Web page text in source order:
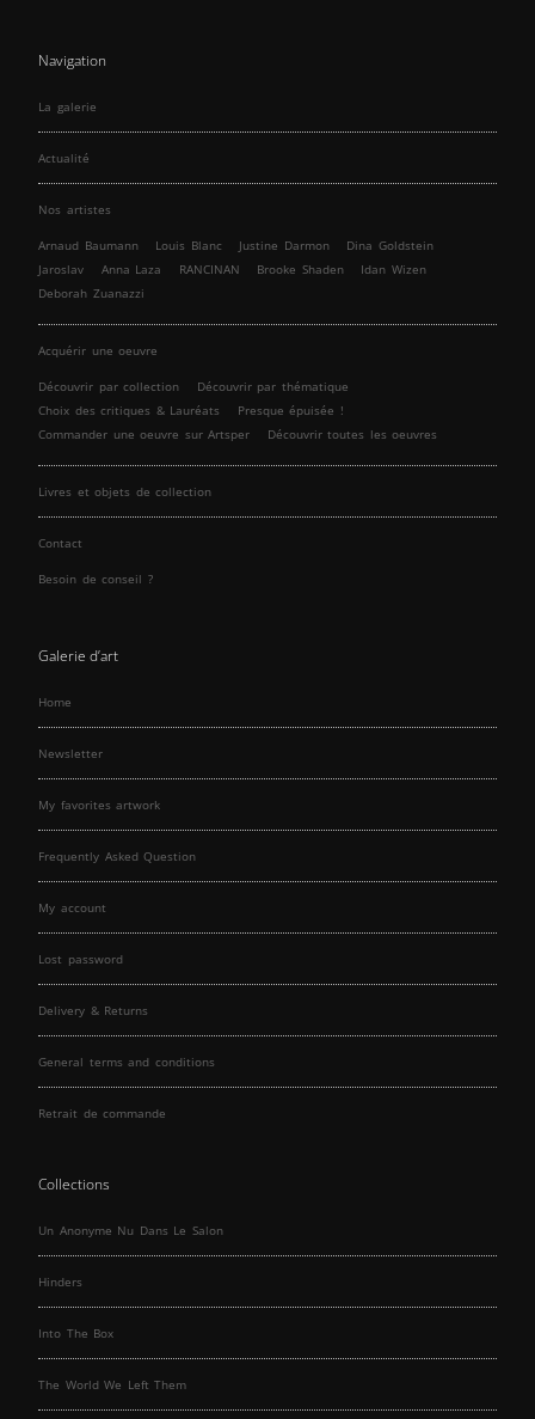
Navigation
La galerie
Actualité
Nos artistes
Arnaud Baumann Louis Blanc Justine Darmon
Dina Goldstein
Jaroslav
Anna Laza RANCINAN Brooke Shaden
Idan Wizen
Deborah Zuanazzi
Acquérir une oeuvre
Découvrir par collection
Découvrir par thématique
Choix des critiques & Lauréats
Presque épuisée !
Commander une oeuvre sur Artsper
Découvrir toutes les oeuvres
Livres et objets de collection
Contact
Besoin de conseil ?
Galerie d’art
Home
Newsletter
My favorites artwork
Frequently Asked Question
My account
Lost password
Delivery & Returns
General terms and conditions
Retrait de commande
Collections
Un Anonyme Nu Dans Le Salon
Hinders
Into The Box
The World We Left Them